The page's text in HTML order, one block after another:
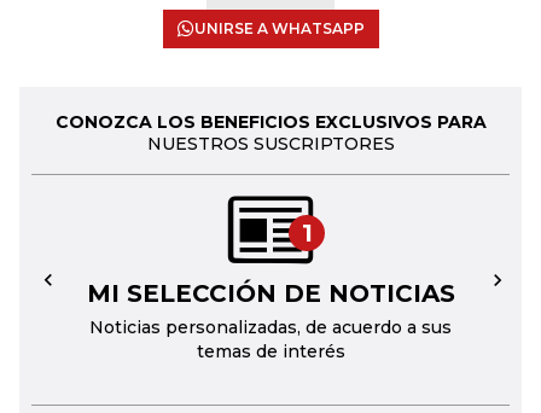
UNIRSE A WHATSAPP
CONOZCA LOS BENEFICIOS EXCLUSIVOS PARA
NUESTROS SUSCRIPTORES
1
MI SELECCIÓN DE NOTICIAS
Noticias personalizadas, de acuerdo a sus
temas de interés
← →